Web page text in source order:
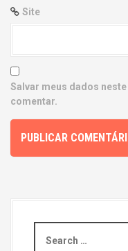
Site
Salvar meus dados
comentar.